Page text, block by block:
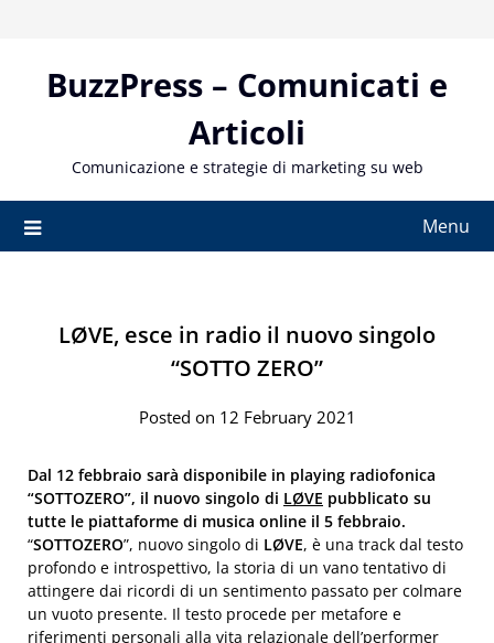
contentBuzzPress – Comunicati e
Articoli
Comunicazione e strategie di marketing su web
Menu
LØVE, esce in radio il nuovo singolo
“SOTTO ZERO”
Posted on 12 February 2021
Dal 12 febbraio sarà disponibile in playing radiofonica
“SOTTOZERO”, il nuovo singolo di LØVE pubblicato su
tutte le piattaforme di musica online il 5 febbraio.
“SOTTOZERO”, nuovo singolo di LØVE, è una track dal testo
profondo e introspettivo, la storia di un vano tentativo di
attingere dai ricordi di un sentimento passato per colmare
un vuoto presente. Il testo procede per metafore e
riferimenti personali alla vita relazionale dell’performer